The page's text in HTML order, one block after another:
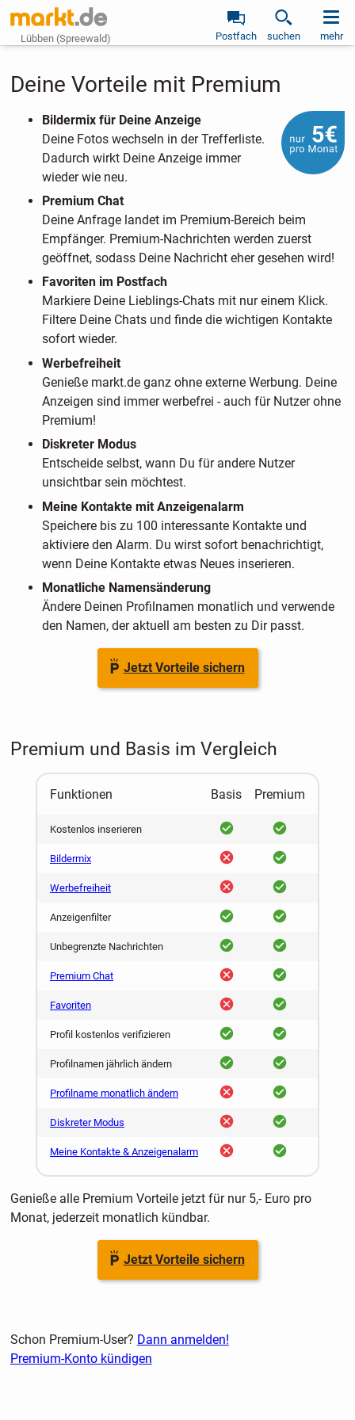
Lübben (Spreewald) Postfach suchen mehr
Deine Vorteile mit Premium
Bildermix für Deine Anzeige
Deine Fotos wechseln in der Trefferliste.
Dadurch wirkt Deine Anzeige immer
wieder wie neu.
Premium Chat
Deine Anfrage landet im Premium-Bereich beim
Empfänger. Premium-Nachrichten werden zuerst
geöffnet, sodass Deine Nachricht eher gesehen wird!
Favoriten im Postfach
Markiere Deine Lieblings-Chats mit nur einem Klick.
Filtere Deine Chats und finde die wichtigen Kontakte
sofort wieder.
Werbefreiheit
Genieße markt.de ganz ohne externe Werbung. Deine
Anzeigen sind immer werbefrei - auch für Nutzer ohne
Premium!
Diskreter Modus
Entscheide selbst, wann Du für andere Nutzer
unsichtbar sein möchtest.
Meine Kontakte mit Anzeigenalarm
Speichere bis zu 100 interessante Kontakte und
aktiviere den Alarm. Du wirst sofort benachrichtigt,
wenn Deine Kontakte etwas Neues inserieren.
Monatliche Namensänderung
Ändere Deinen Profilnamen monatlich und verwende
den Namen, der aktuell am besten zu Dir passt.
Jetzt Vorteile sichern
Premium und Basis im Vergleich
Funktionen Basis Premium
Kostenlos inserieren ja ja
Bildermix nein ja
Werbefreiheit nein ja
Anzeigenfilter ja ja
Unbegrenzte Nachrichten ja ja
Premium Chat nein ja
Favoriten nein ja
Profil kostenlos verifizieren ja ja
Profilnamen jährlich ändern ja ja
Profilname monatlich ändern nein ja
Diskreter Modus nein ja
Meine Kontakte & Anzeigenalarm nein ja
Genieße alle Premium Vorteile jetzt für nur 5,- Euro pro
Monat, jederzeit monatlich kündbar.
Jetzt Vorteile sichern
Schon Premium-User? Dann anmelden!
Premium-Konto kündigen